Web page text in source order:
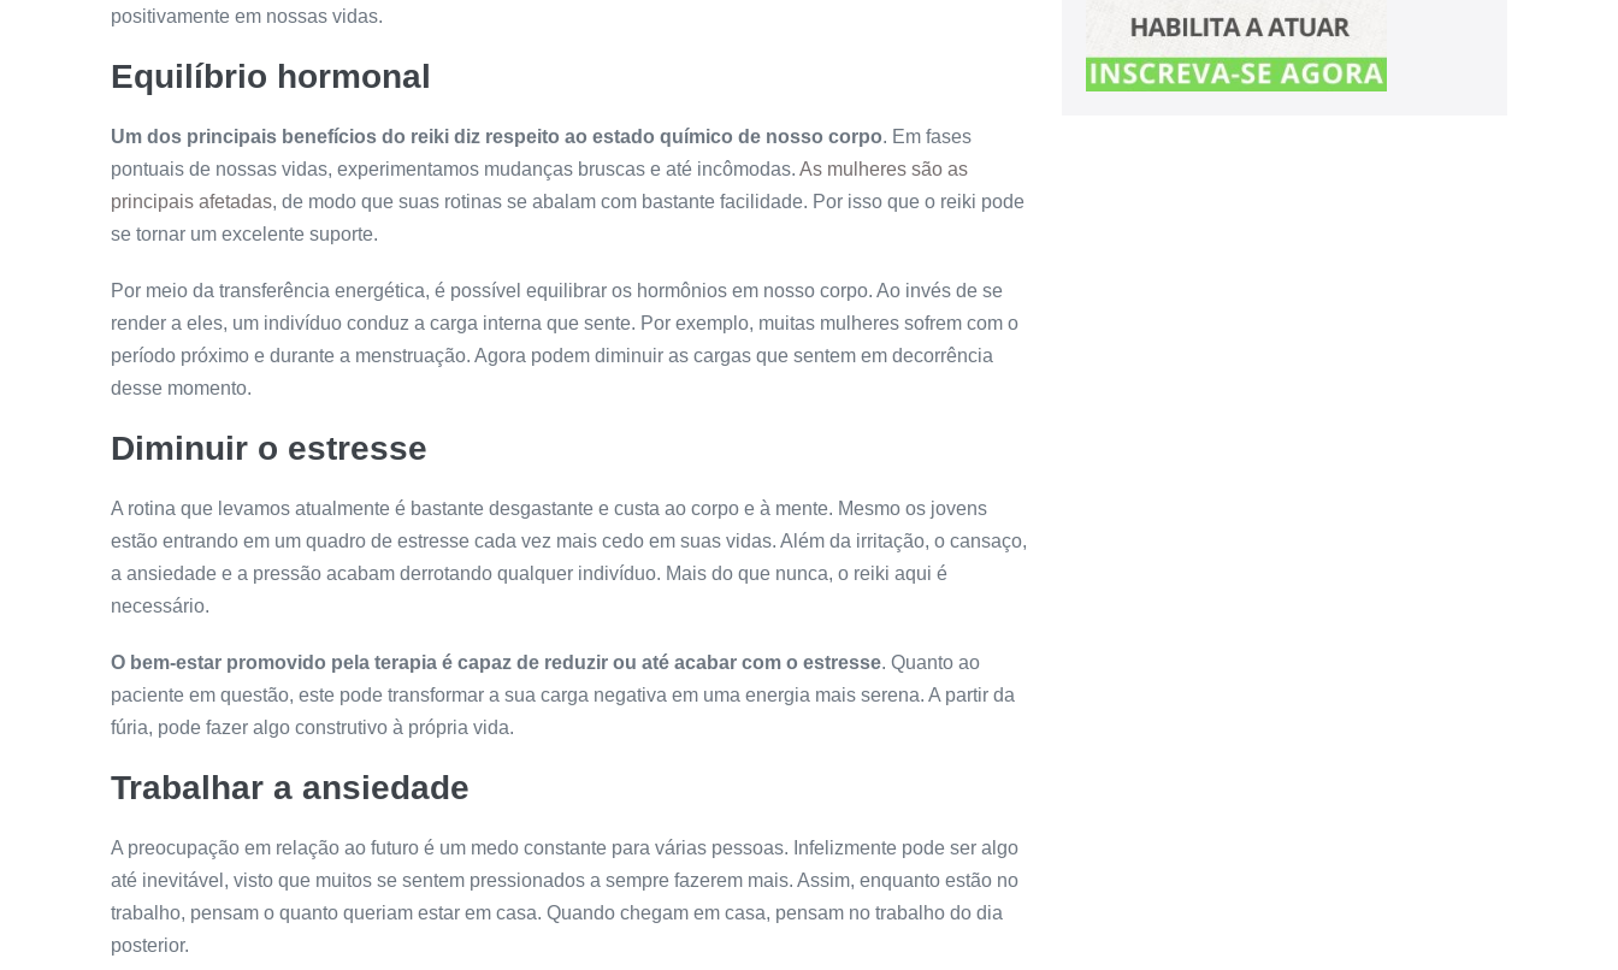
positivamente em nossas vidas.
Equilíbrio hormonal
Um dos principais benefícios do reiki diz respeito ao estado químico de nosso corpo. Em fases
pontuais de nossas vidas, experimentamos mudanças bruscas e até incômodas. As mulheres são as
principais afetadas, de modo que suas rotinas se abalam com bastante facilidade. Por isso que o reiki pode
se tornar um excelente suporte.
Por meio da transferência energética, é possível equilibrar os hormônios em nosso corpo. Ao invés de se
render a eles, um indivíduo conduz a carga interna que sente. Por exemplo, muitas mulheres sofrem com o
período próximo e durante a menstruação. Agora podem diminuir as cargas que sentem em decorrência
desse momento.
Diminuir o estresse
A rotina que levamos atualmente é bastante desgastante e custa ao corpo e à mente. Mesmo os jovens
estão entrando em um quadro de estresse cada vez mais cedo em suas vidas. Além da irritação, o cansaço,
a ansiedade e a pressão acabam derrotando qualquer indivíduo. Mais do que nunca, o reiki aqui é
necessário.
O bem-estar promovido pela terapia é capaz de reduzir ou até acabar com o estresse. Quanto ao
paciente em questão, este pode transformar a sua carga negativa em uma energia mais serena. A partir da
fúria, pode fazer algo construtivo à própria vida.
Trabalhar a ansiedade
A preocupação em relação ao futuro é um medo constante para várias pessoas. Infelizmente pode ser algo
até inevitável, visto que muitos se sentem pressionados a sempre fazerem mais. Assim, enquanto estão no
trabalho, pensam o quanto queriam estar em casa. Quando chegam em casa, pensam no trabalho do dia
posterior.